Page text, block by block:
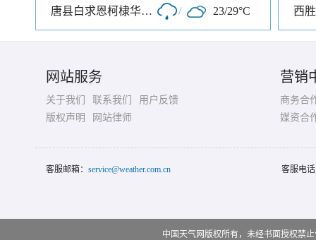
唐县白求恩柯棣华纪念馆 / 23/29°C 西
网站服务
关于我们 联系我们
用户反馈
版权声明
网站律师
营销
商务合
媒资合
客服邮箱： service@weather.com.cn 客服电
中国天气网版权所有，未经书面授权